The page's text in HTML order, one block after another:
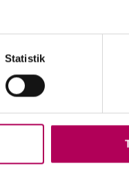
Statistik
och dotterbolag
plats för att minska
exportörer har
främst – vilka
I dag är de flesta
gäller export till
Vilka varor